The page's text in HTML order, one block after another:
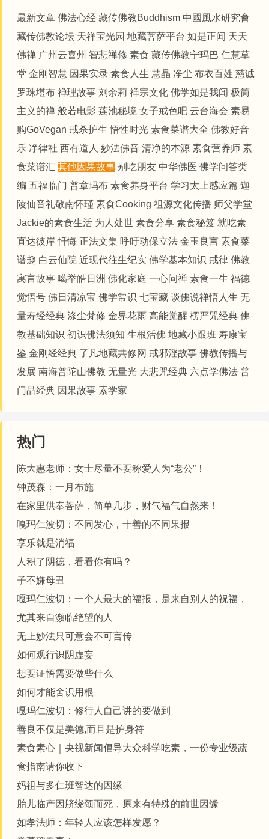
最新文章 佛法心经 藏传佛教Buddhism 中國風水研究會
藏传佛教论坛 天祥宝光园 地藏菩萨平台 如是正闻 天天
佛禅 广州云喜州 智悲禅修 素食 藏传佛教宁玛巴 仁慧草
堂 金刚智慧 因果实录 素食人生 慧晶 净尘 布衣百姓 慈诚
罗珠堪布 禅理故事 刘余莉 禅宗文化 佛学如是我闻 极简
主义的禅 般若电影 莲池秘境 女子戒色吧 云台海会 素易
购GoVegan 戒杀护生 悟性时光 素食菜谱大全 佛教好音
乐 净律社 西有道人 妙法佛音 清净的本源 素食营养师 素
食菜谱汇 其他因果故事 别吃朋友 中华佛医 佛学问答类
编 五福临门 普章玛布 素食养身平台 学习太上感应篇 迦
陵仙音礼敬南怀瑾 素食Cooking 祖源文化传播 师父学堂
Jackie的素食生活 为人处世 素食分享 素食秘笈 就吃素
直达彼岸 忏悔 正法文集 呼吁动保立法 金玉良言 素食菜
谱趣 白云仙院 近现代往生纪实 佛学基本知识 戒律 佛教
寓言故事 噶举皓日洲 佛化家庭 一心问禅 素食一生 福德
觉悟号 佛日清凉宝 佛学常识 七宝藏 谈佛说禅悟人生 无
量寿经经典 涤尘梵修 金界花雨 高能觉醒 楞严咒经典 佛
教基础知识 初识佛法须知 生根活佛 地藏小跟班 寿康宝
鉴 金刚经经典 了凡地藏共修网 戒邪淫故事 佛教传播与
发展 南海普陀山佛教 无量光 大悲咒经典 六点学佛法 普
门品经典 因果故事 素学家
热门
陈大惠老师：女士尽量不要称爱人为“老公”！
钟茂森：一月布施
在家里供奉菩萨，简单几步，财气福气自然来！
嘎玛仁波切：不同发心，十善的不同果报
享乐就是消福
人积了阴德，看看你有吗？
子不嫌母丑
嘎玛仁波切：一个人最大的福报，是来自别人的祝福，
尤其来自濒临绝望的人
无上妙法只可意会不可言传
如何观行识阴虚妄
想要证悟需要做些什么
如何才能舍识用根
嘎玛仁波切：修行人自己讲的要做到
善良不仅是美德,而且是护身符
素食素心｜央视新闻倡导大众科学吃素，一份专业级蔬
食指南请你收下
妈祖与多仁班智达的因缘
胎儿临产因脐绕颈而死，原来有特殊的前世因缘
如孝法师：年轻人应该怎样发愿？